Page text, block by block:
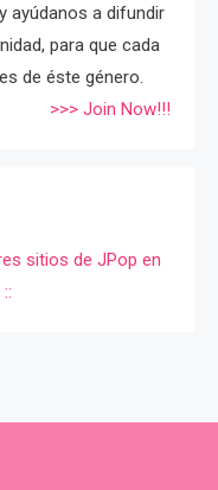
ayúdanos a difundir
para que cada
de éste género.
>>> Join Now!!!